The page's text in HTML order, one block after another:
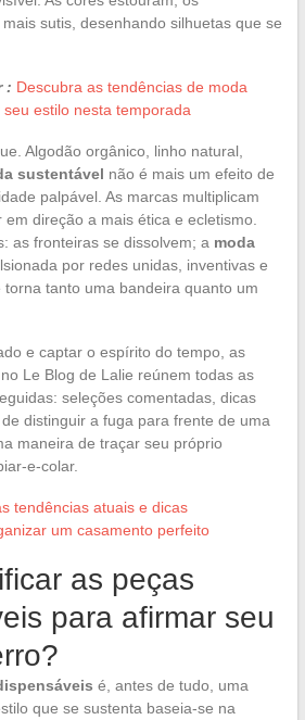
sutis, desenhando silhuetas que se
: Descubra as tendências de moda
estilo nesta temporada
Algodão orgânico, linho natural,
sustentável não é mais um efeito de
palpável. As marcas multiplicam
direção a mais ética e ecletismo.
as fronteiras se dissolvem; a moda
por redes unidas, inventivas e
torna tanto uma bandeira quanto um
e captar o espírito do tempo, as
Le Blog de Lalie reúnem todas as
seleções comentadas, dicas
distinguir a fuga para frente de uma
maneira de traçar seu próprio
e-colar.
tendências atuais e dicas
um casamento perfeito
as peças
para afirmar seu
é, antes de tudo, uma
que se sustenta baseia-se na